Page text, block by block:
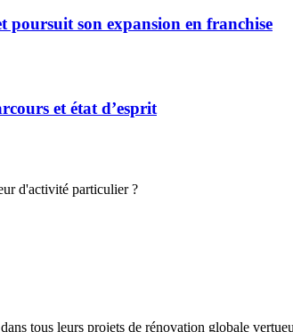
poursuit son expansion en franchise
et état d’esprit
d'activité particulier ?
tous leurs projets de rénovation globale